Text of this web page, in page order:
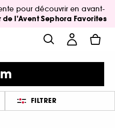
pour découvrir en avant-
l'Avent Sephora Favorites
FILTRER